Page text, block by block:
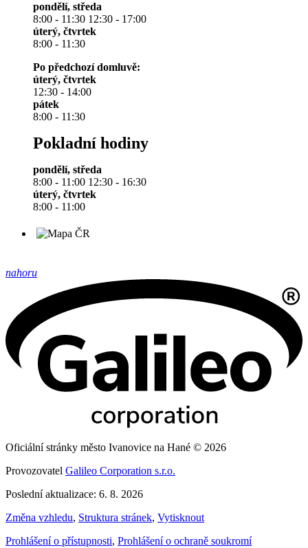
pondělí, středa
8:00 - 11:30 12:30 - 17:00
úterý, čtvrtek
8:00 - 11:30
Po předchozí domluvě:
úterý, čtvrtek
12:30 - 14:00
pátek
8:00 - 11:30
Pokladní hodiny
pondělí, středa
8:00 - 11:00 12:30 - 16:30
úterý, čtvrtek
8:00 - 11:00
nahoru
Oficiální stránky město Ivanovice na Hané © 2026
Provozovatel Galileo Corporation s.r.o.
Poslední aktualizace: 6. 8. 2026
Změna vzhledu, Struktura stránek, Vytisknout
Prohlášení o přístupnosti, Prohlášení o ochraně soukromí